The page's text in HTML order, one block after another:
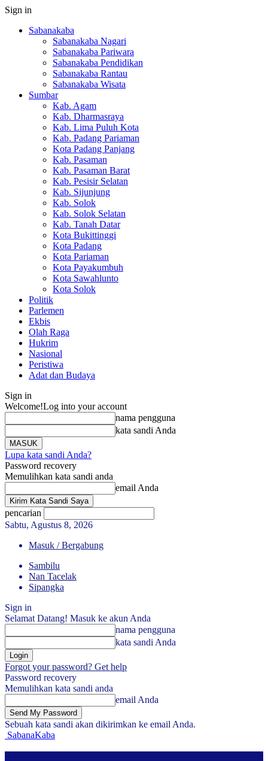
Sign in
Sabanakaba
Sabanakaba Nagari
Sabanakaba Pariwara
Sabanakaba Pendidikan
Sabanakaba Rantau
Sabanakaba Wisata
Sumbar
Kab. Agam
Kab. Dharmasraya
Kab. Lima Puluh Kota
Kab. Padang Pariaman
Kota Padang Panjang
Kab. Pasaman
Kab. Pasaman Barat
Kab. Pesisir Selatan
Kab. Sijunjung
Kab. Solok
Kab. Solok Selatan
Kab. Tanah Datar
Kota Bukittinggi
Kota Padang
Kota Pariaman
Kota Payakumbuh
Kota Sawahlunto
Kota Solok
Politik
Parlemen
Ekbis
Olah Raga
Hukrim
Nasional
Peristiwa
Adat dan Budaya
Sign in
Welcome!Log into your account
nama pengguna
kata sandi Anda
Lupa kata sandi Anda?
Password recovery
Memulihkan kata sandi anda
email Anda
pencarian
Sabtu, Agustus 8, 2026
Masuk / Bergabung
Sambilu
Nan Tacelak
Sipangka
Sign in
Selamat Datang! Masuk ke akun Anda
nama pengguna
kata sandi Anda
Forgot your password? Get help
Password recovery
Memulihkan kata sandi anda
email Anda
Sebuah kata sandi akan dikirimkan ke email Anda.
SabanaKaba